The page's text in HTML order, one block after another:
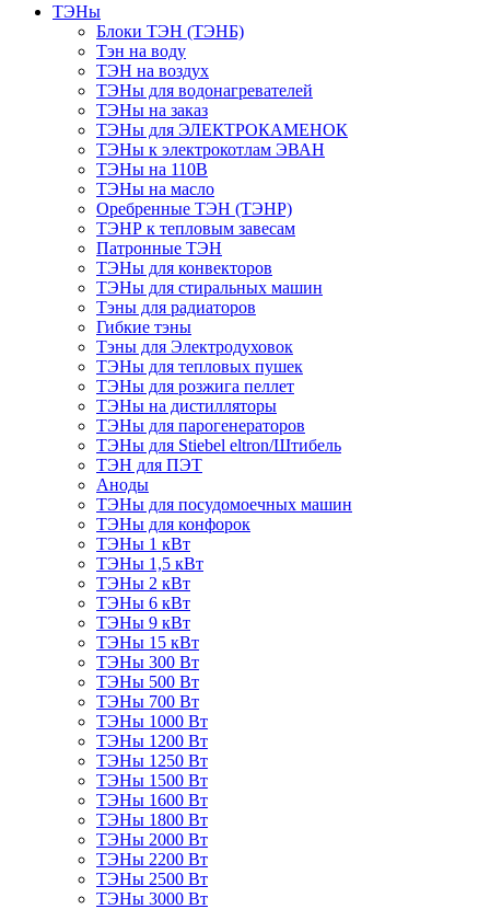
ТЭНы
Блоки ТЭН (ТЭНБ)
Тэн на воду
ТЭН на воздух
ТЭНы для водонагревателей
ТЭНы на заказ
ТЭНы для ЭЛЕКТРОКАМЕНОК
ТЭНы к электрокотлам ЭВАН
ТЭНы на 110В
ТЭНы на масло
Оребренные ТЭН (ТЭНР)
ТЭНР к тепловым завесам
Патронные ТЭН
ТЭНы для конвекторов
ТЭНы для стиральных машин
Тэны для радиаторов
Гибкие тэны
Тэны для Электродуховок
ТЭНы для тепловых пушек
ТЭНы для розжига пеллет
ТЭНы на дистилляторы
ТЭНы для парогенераторов
ТЭНы для Stiebel eltron/Штибель
ТЭН для ПЭТ
Аноды
ТЭНы для посудомоечных машин
ТЭНы для конфорок
ТЭНы 1 кВт
ТЭНы 1,5 кВт
ТЭНы 2 кВт
ТЭНы 6 кВт
ТЭНы 9 кВт
ТЭНы 15 кВт
ТЭНы 300 Вт
ТЭНы 500 Вт
ТЭНы 700 Вт
ТЭНы 1000 Вт
ТЭНы 1200 Вт
ТЭНы 1250 Вт
ТЭНы 1500 Вт
ТЭНы 1600 Вт
ТЭНы 1800 Вт
ТЭНы 2000 Вт
ТЭНы 2200 Вт
ТЭНы 2500 Вт
ТЭНы 3000 Вт